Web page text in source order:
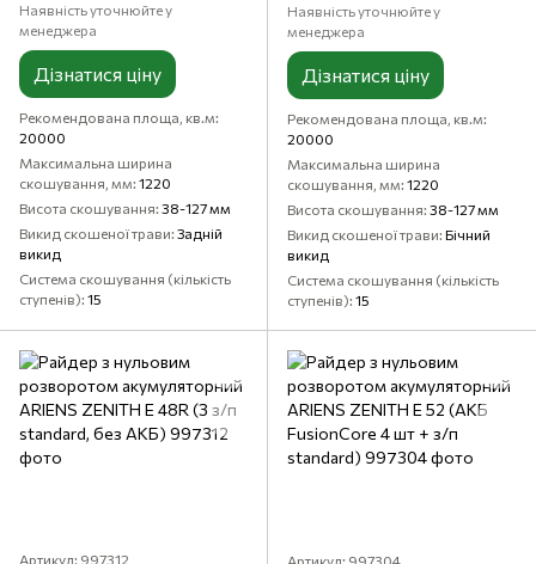
Наявність уточнюйте у
менеджера
Дізнатися ціну
Рекомендована площа, кв.м
20000
Максимальна ширина
скошування, мм 1220
Висота скошування 38-127 мм
Викид скошеної трави Задній
викид
Система скошування (кількість
ступенів) 15
Наявність уточнюйте у
менеджера
Дізнатися ціну
Рекомендована площа, кв.м
20000
Максимальна ширина
скошування, мм 1220
Висота скошування 38-127 мм
Викид скошеної трави Бічний
викид
Система скошування (кількість
ступенів) 15
Артикул: 997312 Артикул: 997304